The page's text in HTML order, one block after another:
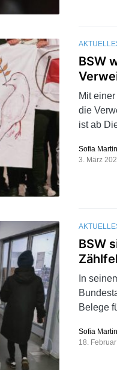
BSW
Mit
die
ist ab
Sofia
3. März
BSW
In
Belege
Sofia
18.